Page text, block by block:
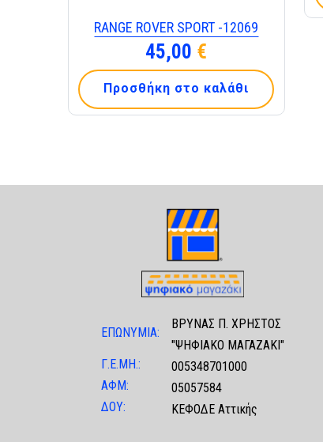
RANGE ROVER SPORT -12069
45,00 €
Προσθήκη στο καλάθι
ΕΠΩΝΥΜΙΑ:
ΒΡΥΝΑΣ Π. ΧΡΗΣΤΟΣ
"ΨΗΦΙΑΚΟ ΜΑΓΑΖΑΚΙ"
Γ.Ε.ΜΗ.:
005348701000
ΑΦΜ:
05057584
ΔΟΥ:
ΚΕΦΟΔΕ Αττικής